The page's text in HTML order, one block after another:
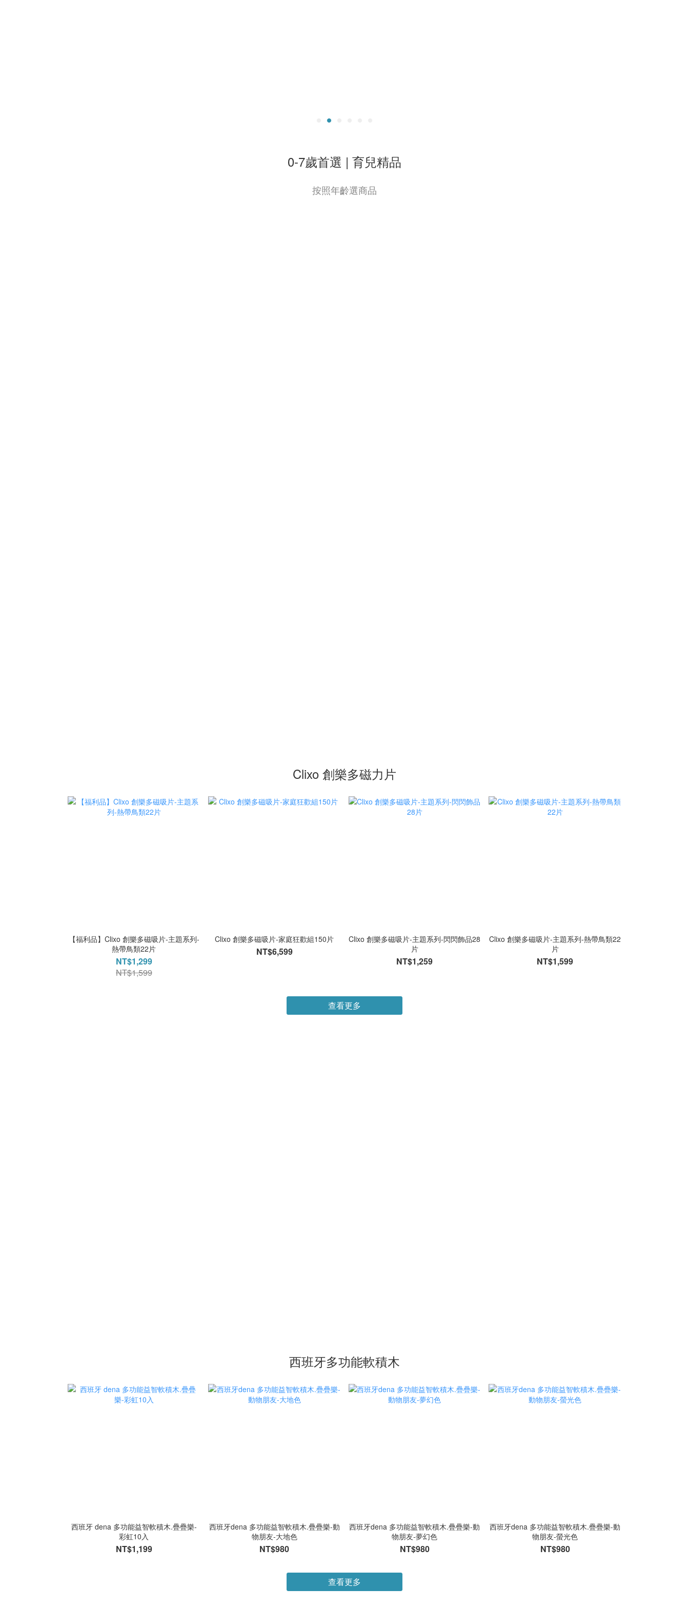
0-7歲首選 | 育兒精品
按照年齡選商品
Clixo 創樂多磁力片
【福利品】Clixo 創樂多磁吸片-主題系列-
熱帶鳥類22片
NT$1,299
NT$1,599
Clixo 創樂多磁吸片-家庭狂歡組150片
NT$6,599
Clixo 創樂多磁吸片-主題系列-閃閃飾品28
片
NT$1,259
Clixo 創樂多磁吸片-主題系列-熱帶鳥類22
片
NT$1,599
查看更多
西班牙多功能軟積木
西班牙 dena 多功能益智軟積木.疊疊樂-
彩虹10入
NT$1,199
西班牙dena 多功能益智軟積木.疊疊樂-動
物朋友-大地色
NT$980
西班牙dena 多功能益智軟積木.疊疊樂-動
物朋友-夢幻色
NT$980
西班牙dena 多功能益智軟積木.疊疊樂-動
物朋友-螢光色
NT$980
查看更多